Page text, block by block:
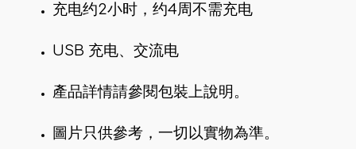
充电约2小时，约4周不需充电
USB 充电、交流电
產品詳情請參閱包裝上說明。
圖片只供參考，一切以實物為準。